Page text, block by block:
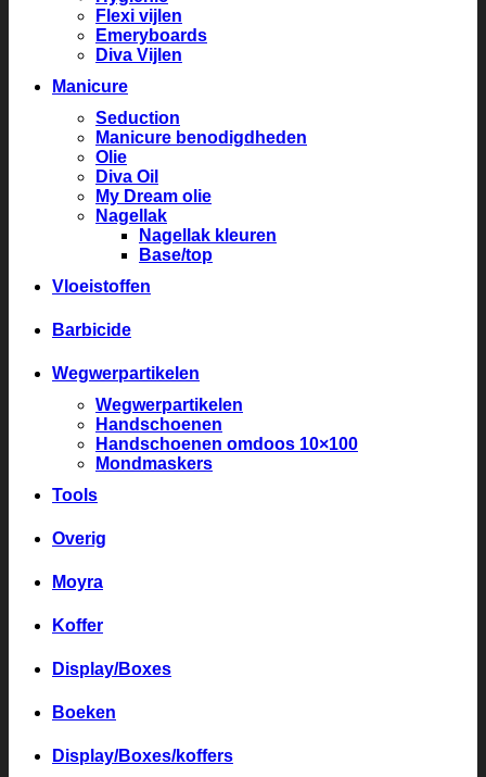
Flexi vijlen
Emeryboards
Diva Vijlen
Manicure
Seduction
Manicure benodigdheden
Olie
Diva Oil
My Dream olie
Nagellak
Nagellak kleuren
Base/top
Vloeistoffen
Barbicide
Wegwerpartikelen
Wegwerpartikelen
Handschoenen
Handschoenen omdoos 10×100
Mondmaskers
Tools
Overig
Moyra
Koffer
Display/Boxes
Boeken
Display/Boxes/koffers